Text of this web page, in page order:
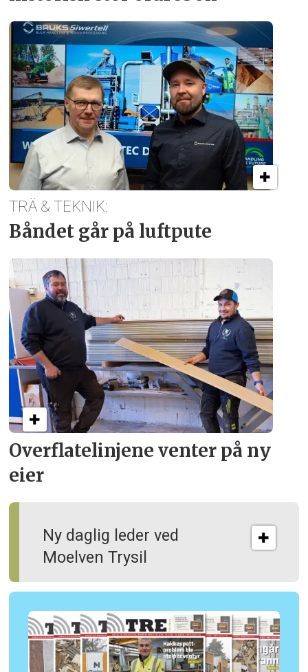
Overflate­linjene venter på ny
eier
Ny daglig leder ved
Moelven Trysil
TRÄ & TEKNIK:
Båndet går på luftpute